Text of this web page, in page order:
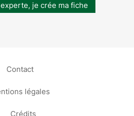
je crée ma fiche
Contact
légales
Crédits